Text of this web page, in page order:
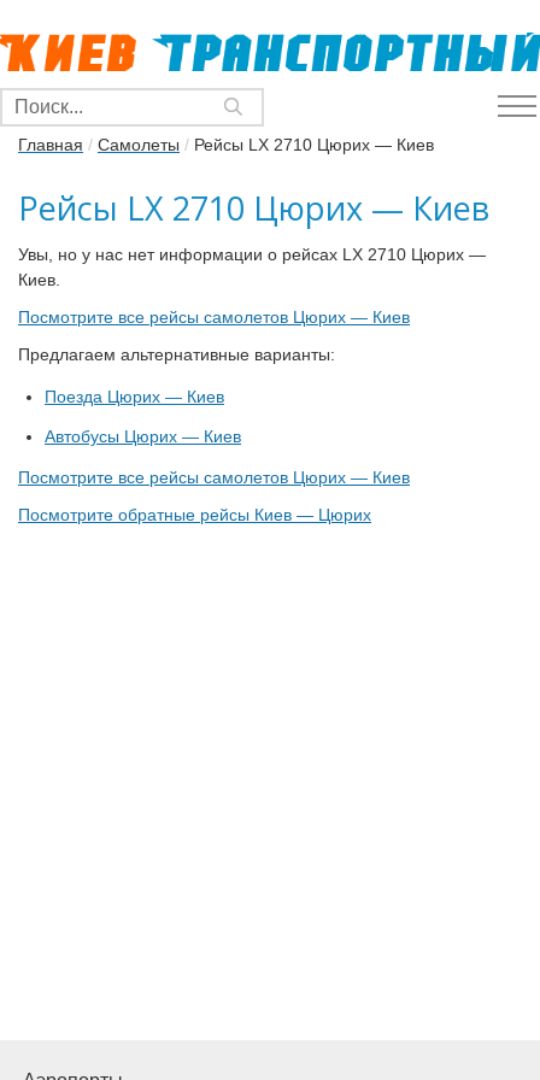
Главная / Самолеты / Рейсы LX 2710 Цюрих — Киев
Рейсы LX 2710 Цюрих — Киев
Увы, но у нас нет информации о рейсах LX 2710 Цюрих —
Киев.
Посмотрите все рейсы самолетов Цюрих — Киев
Предлагаем альтернативные варианты:
Поезда Цюрих — Киев
Автобусы Цюрих — Киев
Посмотрите все рейсы самолетов Цюрих — Киев
Посмотрите обратные рейсы Киев — Цюрих